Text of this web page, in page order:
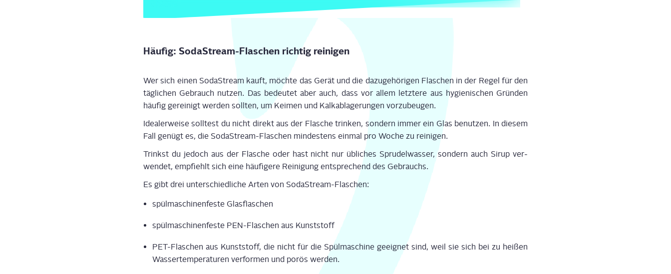
Häu­fig: Soda­Stream-Fla­schen rich­tig reinigen
Wer sich einen Soda­Stream kauft, möch­te das Gerät und die dazu­ge­hö­ri­gen Fla­schen in der Regel für den
täg­li­chen Gebrauch nut­zen. Das bedeu­tet aber auch, dass vor allem letz­te­re aus hygie­ni­schen Grün­den
häu­fig gerei­nigt wer­den soll­ten, um Kei­men und Kalk­ab­la­ge­run­gen vor­zu­beu­gen.
Idea­ler­wei­se soll­test du nicht direkt aus der Fla­sche trin­ken, son­dern immer ein Glas benut­zen. In die­sem
Fall genügt es, die Soda­Stream-Fla­schen min­des­tens ein­mal pro Woche zu rei­ni­gen.
Trinkst du jedoch aus der Fla­sche oder hast nicht nur übli­ches Spru­del­was­ser, son­dern auch Sirup ver­
wen­det, emp­fiehlt sich eine häu­fi­ge­re Rei­ni­gung ent­spre­chend des Gebrauchs.
Es gibt drei unter­schied­li­che Arten von Soda­Stream-Fla­schen:
spül­ma­schi­nen­fes­te Glas­fla­schen
spül­ma­schi­nen­fes­te PEN-Fla­schen aus Kunst­stoff
PET-Fla­schen aus Kunst­stoff, die nicht für die Spül­ma­schi­ne geeig­net sind, weil sie sich bei zu hei­ßen
Was­ser­tem­pe­ra­tu­ren ver­for­men und porös wer­den.